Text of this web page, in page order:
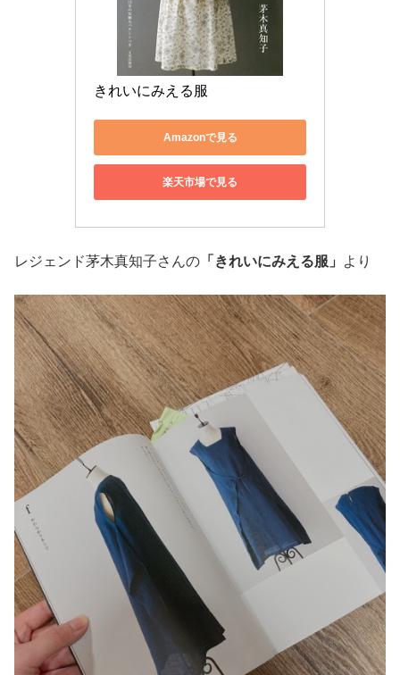
きれいにみえる服
Amazonで見る
楽天市場で見る
レジェンド茅木真知子さんの 「きれいにみえる服」 より